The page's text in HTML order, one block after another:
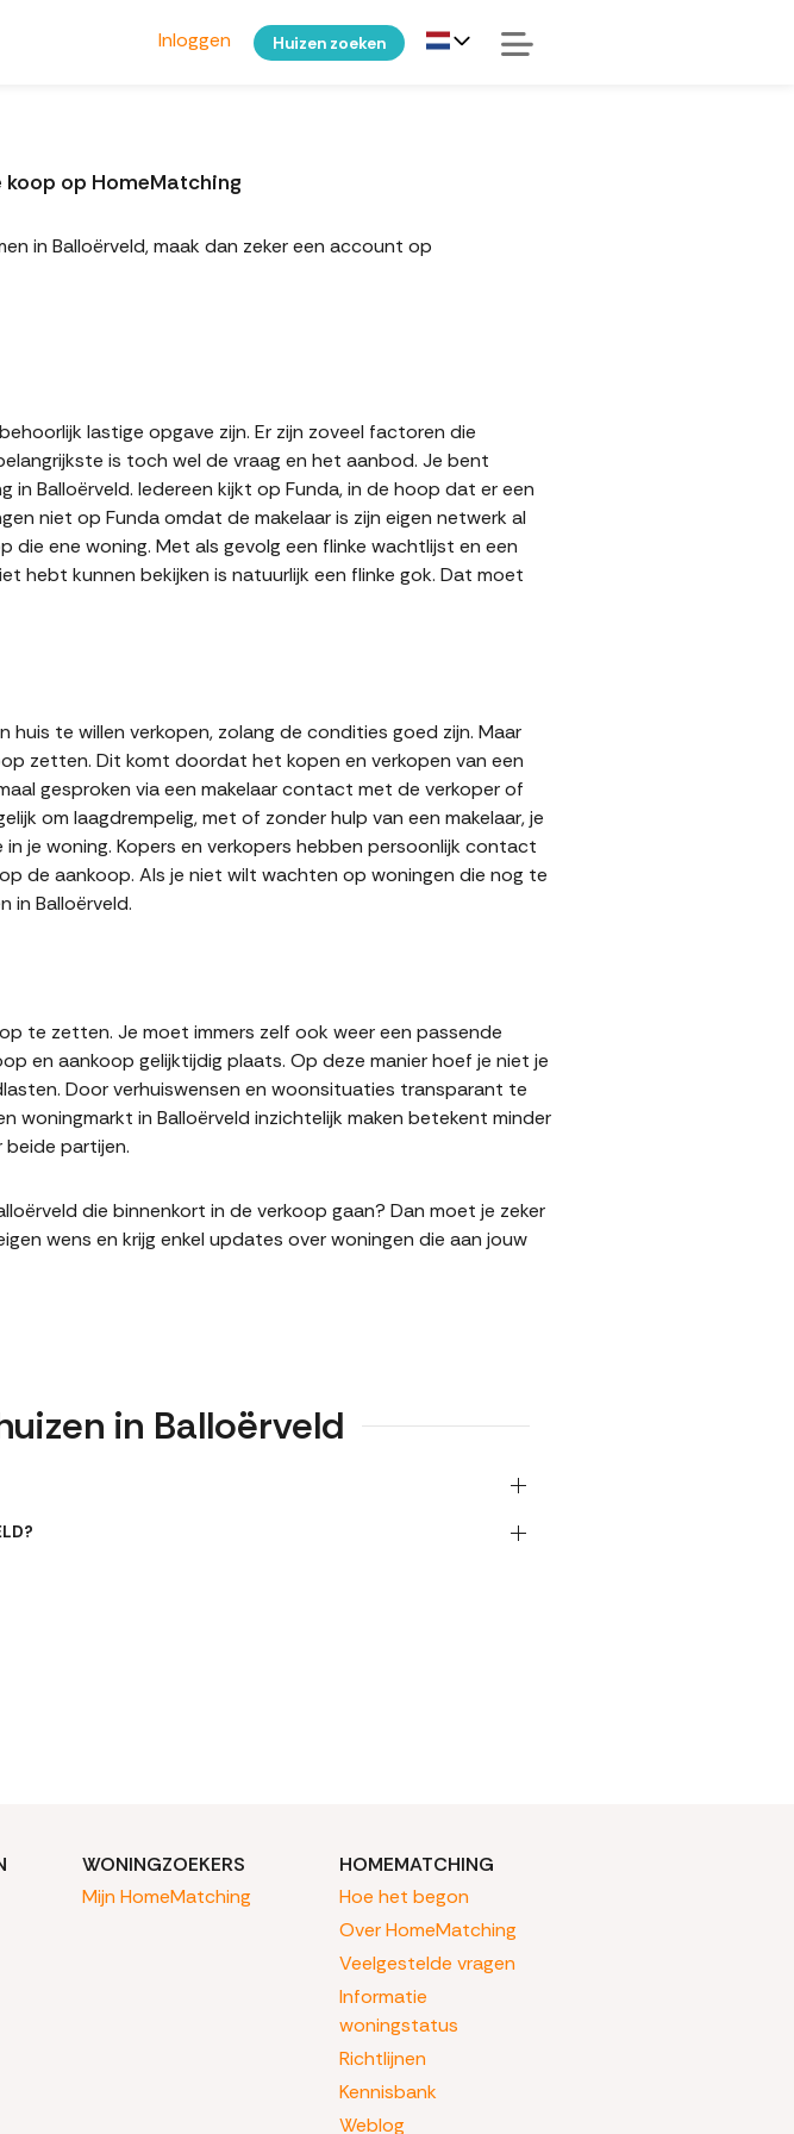
Inloggen Huizen zoeken
op HomeMatching
in Balloërveld, maak dan zeker een account op
lastige opgave zijn. Er zijn zoveel factoren die
is toch wel de vraag en het aanbod. Je bent
Balloërveld. Iedereen kijkt op Funda, in de hoop dat er een
niet op Funda omdat de makelaar is zijn eigen netwerk al
ene woning. Met als gevolg een flinke wachtlijst en een
hebt kunnen bekijken is natuurlijk een flinke gok. Dat moet
te willen verkopen, zolang de condities goed zijn. Maar
zetten. Dit komt doordat het kopen en verkopen van een
gesproken via een makelaar contact met de verkoper of
om laagdrempelig, met of zonder hulp van een makelaar, je
je woning. Kopers en verkopers hebben persoonlijk contact
de aankoop. Als je niet wilt wachten op woningen die nog te
in Balloërveld.
te zetten. Je moet immers zelf ook weer een passende
en aankoop gelijktijdig plaats. Op deze manier hoef je niet je
Door verhuiswensen en woonsituaties transparant te
woningmarkt in Balloërveld inzichtelijk maken betekent minder
partijen.
die binnenkort in de verkoop gaan? Dan moet je zeker
wens en krijg enkel updates over woningen die aan jouw
in Balloërveld
WONINGZOEKERS
Mijn HomeMatching
HOMEMATCHING
Hoe het begon
Over HomeMatching
Veelgestelde vragen
Informatie
woningstatus
Richtlijnen
Kennisbank
Weblog